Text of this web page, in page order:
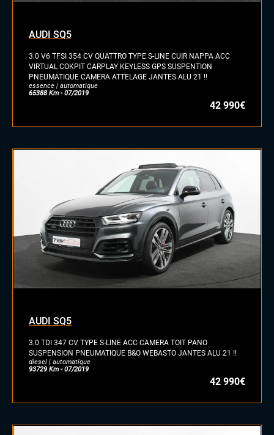
AUDI SQ5
3.0 V6 TFSI 354 CV QUATTRO TYPE S-LINE CUIR NAPPA ACC
VIRTUAL COKPIT CARPLAY KEYLESS GPS SUSPENTION
PNEUMATIQUE CAMERA ATTELAGE JANTES ALU 21 !!
essence | automatique
65388 Km - 07/2019
42 990€
AUDI SQ5
3.0 TDI 347 CV TYPE S-LINE ACC CAMERA TOIT PANO
SUSPENSION PNEUMATIQUE B&O WEBASTO JANTES ALU 21 !!
diesel | automatique
93729 Km - 07/2019
42 990€